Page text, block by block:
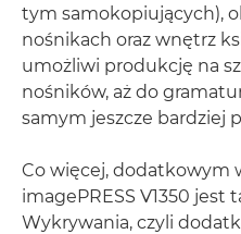
tym samokopiujących),
nośnikach oraz wnętrz
umożliwi produkcję na
nośników, aż do
samym jeszcze bardziej
Co więcej, dodatkowym
imagePRESS V1350 jest
Wykrywania, czyli